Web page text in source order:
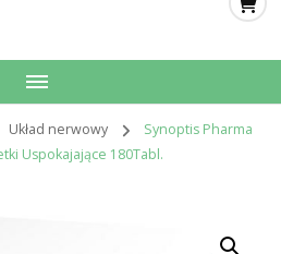
Układ nerwowy
Synoptis Pharma
Uspokajające 180Tabl.